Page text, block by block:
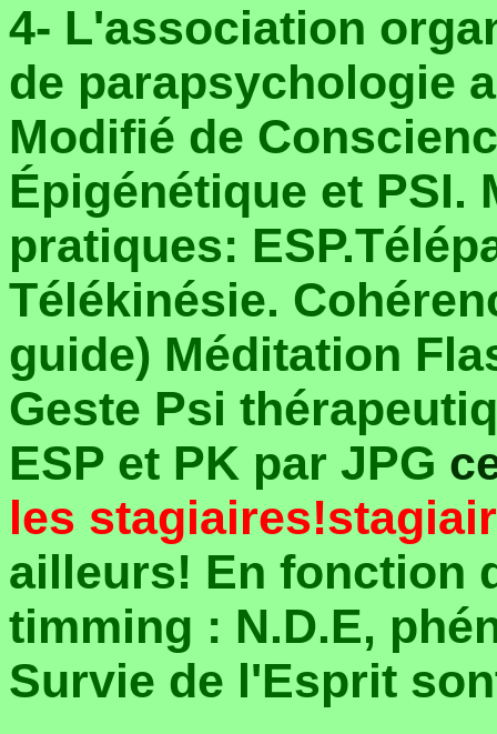
4- L'association
de parapsychologie
Modifié de
Épigénétique et PSI.
pratiques:
Télékinésie.
guide) Méditation
Geste Psi
ESP et PK par JPG
les
ailleurs! En fonction
timming : N.D.E,
Survie de l'Esprit